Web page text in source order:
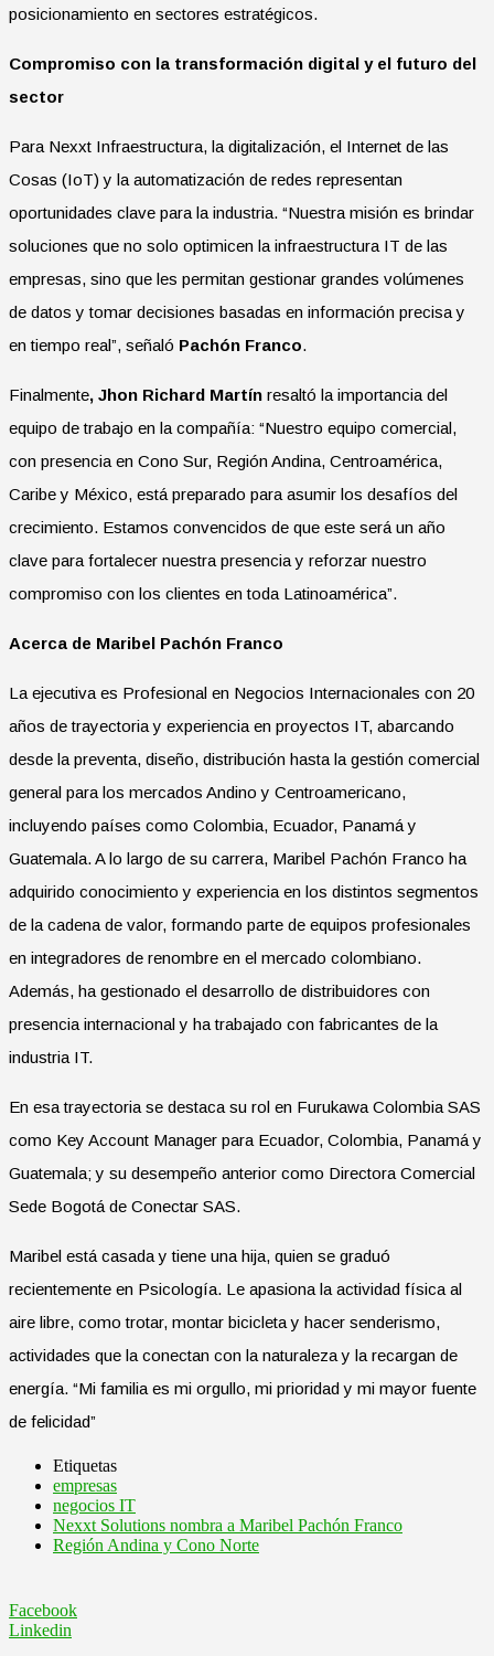
posicionamiento en sectores estratégicos.
Compromiso con la transformación digital y el futuro del
sector
Para Nexxt Infraestructura, la digitalización, el Internet de las
Cosas (IoT) y la automatización de redes representan
oportunidades clave para la industria. “Nuestra misión es brindar
soluciones que no solo optimicen la infraestructura IT de las
empresas, sino que les permitan gestionar grandes volúmenes
de datos y tomar decisiones basadas en información precisa y
en tiempo real”, señaló Pachón Franco.
Finalmente, Jhon Richard Martín resaltó la importancia del
equipo de trabajo en la compañía: “Nuestro equipo comercial,
con presencia en Cono Sur, Región Andina, Centroamérica,
Caribe y México, está preparado para asumir los desafíos del
crecimiento. Estamos convencidos de que este será un año
clave para fortalecer nuestra presencia y reforzar nuestro
compromiso con los clientes en toda Latinoamérica”.
Acerca de Maribel Pachón Franco
La ejecutiva es Profesional en Negocios Internacionales con 20
años de trayectoria y experiencia en proyectos IT, abarcando
desde la preventa, diseño, distribución hasta la gestión comercial
general para los mercados Andino y Centroamericano,
incluyendo países como Colombia, Ecuador, Panamá y
Guatemala. A lo largo de su carrera, Maribel Pachón Franco ha
adquirido conocimiento y experiencia en los distintos segmentos
de la cadena de valor, formando parte de equipos profesionales
en integradores de renombre en el mercado colombiano.
Además, ha gestionado el desarrollo de distribuidores con
presencia internacional y ha trabajado con fabricantes de la
industria IT.
En esa trayectoria se destaca su rol en Furukawa Colombia SAS
como Key Account Manager para Ecuador, Colombia, Panamá y
Guatemala; y su desempeño anterior como Directora Comercial
Sede Bogotá de Conectar SAS.
Maribel está casada y tiene una hija, quien se graduó
recientemente en Psicología. Le apasiona la actividad física al
aire libre, como trotar, montar bicicleta y hacer senderismo,
actividades que la conectan con la naturaleza y la recargan de
energía. “Mi familia es mi orgullo, mi prioridad y mi mayor fuente
de felicidad”
Etiquetas
empresas
negocios IT
Nexxt Solutions nombra a Maribel Pachón Franco
Región Andina y Cono Norte
Facebook
Linkedin